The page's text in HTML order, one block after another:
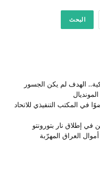
البحث
الهدف لم يكن الجسور
في المكتب التنفيذي للاتحاد
العراق المهرّبة